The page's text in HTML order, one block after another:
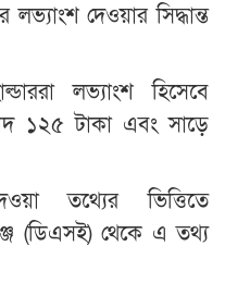
দেওয়ার সিদ্ধান্ত
লভ্যাংশ হিসেবে
১২৫ টাকা এবং সাড়ে
তথ্যের ভিত্তিতে
(ডিএসই) থেকে এ তথ্য